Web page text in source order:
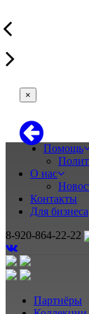
×
Помощь
О нас
Контакты
Для бизнеса
8-920-864-22-22
Партнёры